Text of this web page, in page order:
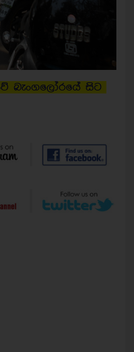
බැංගලෝරයේ සිට